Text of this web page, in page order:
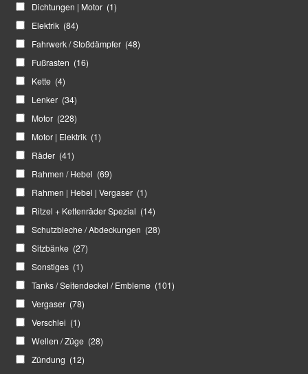
Dichtungen | Motor (1)
Elektrik (84)
Fahrwerk / Stoßdämpfer (48)
Fußrasten (16)
Kette (4)
Lenker (34)
Motor (228)
Motor | Elektrik (1)
Räder (41)
Rahmen / Hebel (69)
Rahmen | Hebel | Vergaser (1)
Ritzel + Kettenräder Spezial (14)
Schutzbleche / Abdeckungen (28)
Sitzbänke (27)
Sonstiges (1)
Tanks / Seitendeckel / Embleme (101)
Vergaser (78)
Verschlei (1)
Wellen / Züge (28)
Zündung (12)